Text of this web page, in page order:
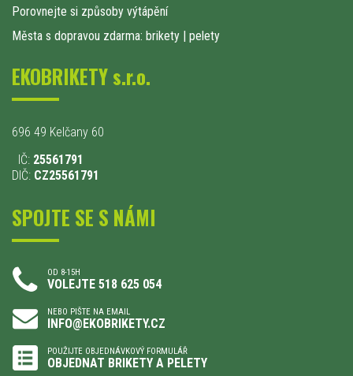
Porovnejte si způsoby výtápění
Města s dopravou zdarma: brikety | pelety
EKOBRIKETY s.r.o.
696 49 Kelčany 60
IČ: 25561791
DIČ: CZ25561791
SPOJTE SE S NÁMI
OD 8-15H
VOLEJTE 518 625 054
NEBO PIŠTE NA EMAIL
INFO@EKOBRIKETY.CZ
POUŽIJTE OBJEDNÁVKOVÝ FORMULÁŘ
OBJEDNAT BRIKETY A PELETY